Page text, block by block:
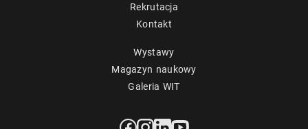
Rekrutacja
Kontakt
Wystawy
Magazyn naukowy
Galeria WIT